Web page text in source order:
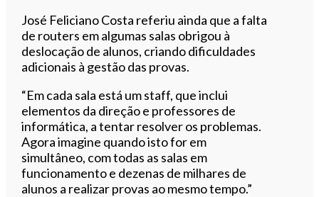
José Feliciano Costa referiu ainda que a falta
de routers em algumas salas obrigou à
deslocação de alunos, criando dificuldades
adicionais à gestão das provas.
“Em cada sala está um staff, que inclui
elementos da direção e professores de
informática, a tentar resolver os problemas.
Agora imagine quando isto for em
simultâneo, com todas as salas em
funcionamento e dezenas de milhares de
alunos a realizar provas ao mesmo tempo.”